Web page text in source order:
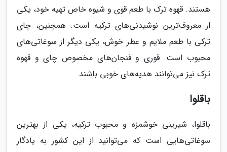
هستند. قهوه ترک با طعم قوی و شیوه خاص تهیه خود، یکی
از معروف‌ترین نوشیدنی‌های ترکیه است. همچنین، چای
ترکی با طعم ملایم و عطر خوش، یکی دیگر از سوغاتی‌های
محبوب است. قوری و فنجان‌های مخصوص چای و قهوه
ترک نیز می‌توانند هدیه‌های خوبی باشند.
باقلوا
باقلوا، شیرینی خوشمزه و محبوب ترکیه، یکی از بهترین
سوغاتی‌هایی است که می‌توانید از این کشور به یادگار